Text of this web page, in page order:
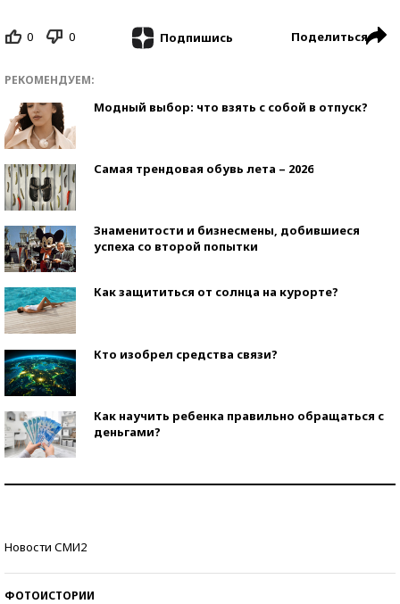
0 0 Подпишись Поделиться
РЕКОМЕНДУЕМ:
Модный выбор: что взять с собой в отпуск?
Самая трендовая обувь лета – 2026
Знаменитости и бизнесмены, добившиеся
успеха со второй попытки
Как защититься от солнца на курорте?
Кто изобрел средства связи?
Как научить ребенка правильно обращаться с
деньгами?
Новости СМИ2
ФОТОИСТОРИИ